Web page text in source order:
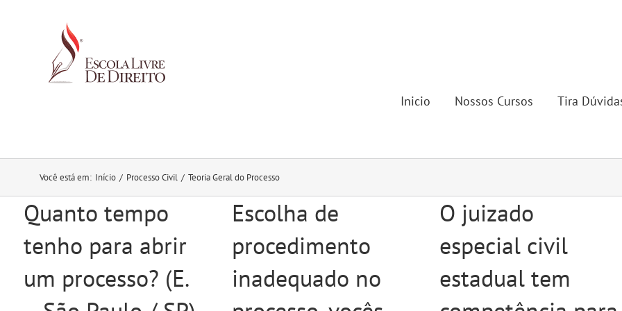
Inicio Nossos Cursos Tira
Você está em: Início / Processo Civil / Teoria Geral do Processo
Quanto tempo
tenho para abrir
um processo? (E.
Escolha de
procedimento
inadequado no
O juizado
especial civil
estadual tem